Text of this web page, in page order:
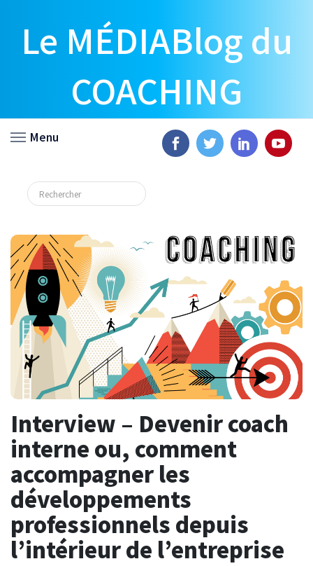
Le MÉDIABlog du
COACHING
Menu
Interview – Devenir coach
interne ou, comment
accompagner les
développements
professionnels depuis
l’intérieur de l’entreprise